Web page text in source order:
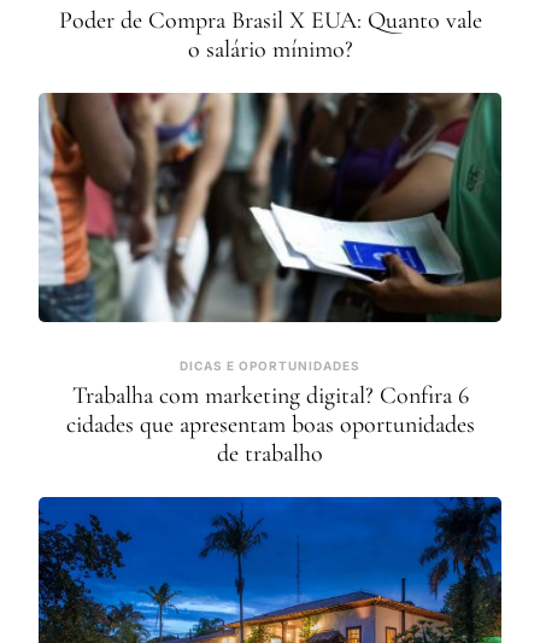
Poder de Compra Brasil X EUA: Quanto vale
o salário mínimo?
DICAS E OPORTUNIDADES
Trabalha com marketing digital? Confira 6
cidades que apresentam boas oportunidades
de trabalho